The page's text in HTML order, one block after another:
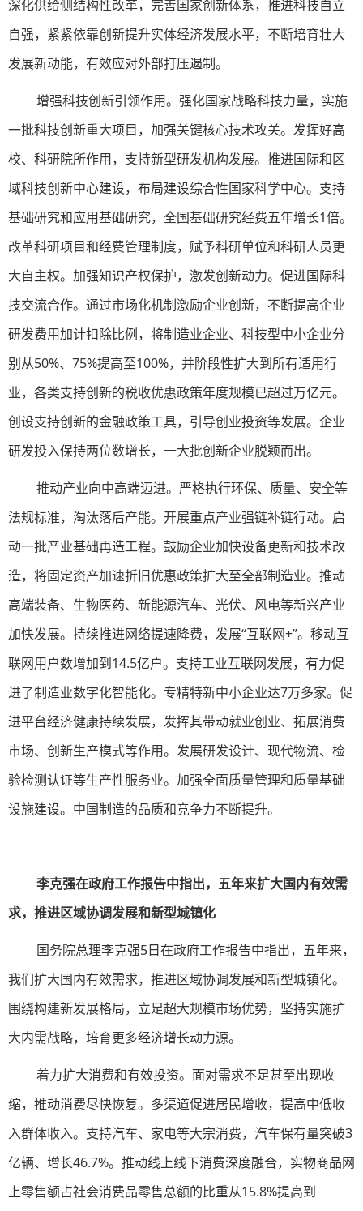
深化供给侧结构性改革，完善国家创新体系，推进科技自立
自强，紧紧依靠创新提升实体经济发展水平，不断培育壮大
发展新动能，有效应对外部打压遏制。
增强科技创新引领作用。强化国家战略科技力量，实施
一批科技创新重大项目，加强关键核心技术攻关。发挥好高
校、科研院所作用，支持新型研发机构发展。推进国际和区
域科技创新中心建设，布局建设综合性国家科学中心。支持
基础研究和应用基础研究，全国基础研究经费五年增长1倍。
改革科研项目和经费管理制度，赋予科研单位和科研人员更
大自主权。加强知识产权保护，激发创新动力。促进国际科
技交流合作。通过市场化机制激励企业创新，不断提高企业
研发费用加计扣除比例，将制造业企业、科技型中小企业分
别从50%、75%提高至100%，并阶段性扩大到所有适用行
业，各类支持创新的税收优惠政策年度规模已超过万亿元。
创设支持创新的金融政策工具，引导创业投资等发展。企业
研发投入保持两位数增长，一大批创新企业脱颖而出。
推动产业向中高端迈进。严格执行环保、质量、安全等
法规标准，淘汰落后产能。开展重点产业强链补链行动。启
动一批产业基础再造工程。鼓励企业加快设备更新和技术改
造，将固定资产加速折旧优惠政策扩大至全部制造业。推动
高端装备、生物医药、新能源汽车、光伏、风电等新兴产业
加快发展。持续推进网络提速降费，发展“互联网+”。移动互
联网用户数增加到14.5亿户。支持工业互联网发展，有力促
进了制造业数字化智能化。专精特新中小企业达7万多家。促
进平台经济健康持续发展，发挥其带动就业创业、拓展消费
市场、创新生产模式等作用。发展研发设计、现代物流、检
验检测认证等生产性服务业。加强全面质量管理和质量基础
设施建设。中国制造的品质和竞争力不断提升。
李克强在政府工作报告中指出，五年来扩大国内有效需
求，推进区域协调发展和新型城镇化
国务院总理李克强5日在政府工作报告中指出，五年来，
我们扩大国内有效需求，推进区域协调发展和新型城镇化。
围绕构建新发展格局，立足超大规模市场优势，坚持实施扩
大内需战略，培育更多经济增长动力源。
着力扩大消费和有效投资。面对需求不足甚至出现收
缩，推动消费尽快恢复。多渠道促进居民增收，提高中低收
入群体收入。支持汽车、家电等大宗消费，汽车保有量突破3
亿辆、增长46.7%。推动线上线下消费深度融合，实物商品网
上零售额占社会消费品零售总额的比重从15.8%提高到